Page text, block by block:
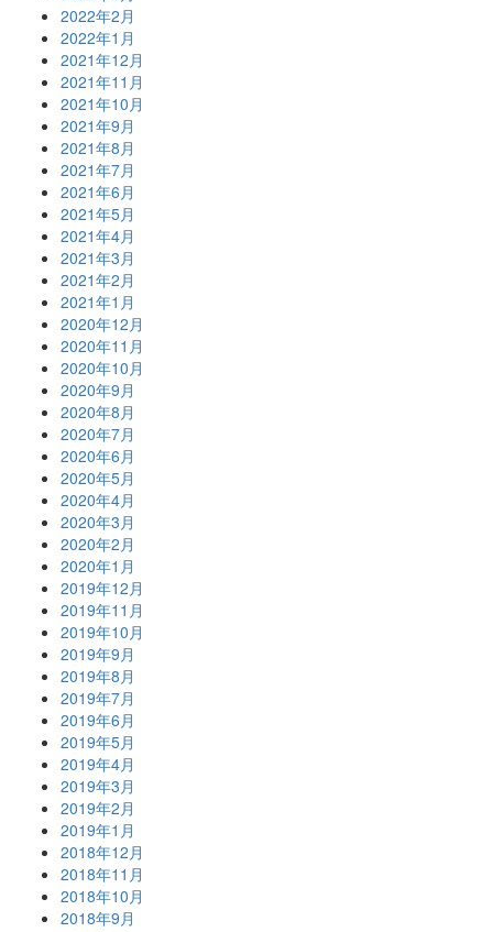
2022年2月
2022年1月
2021年12月
2021年11月
2021年10月
2021年9月
2021年8月
2021年7月
2021年6月
2021年5月
2021年4月
2021年3月
2021年2月
2021年1月
2020年12月
2020年11月
2020年10月
2020年9月
2020年8月
2020年7月
2020年6月
2020年5月
2020年4月
2020年3月
2020年2月
2020年1月
2019年12月
2019年11月
2019年10月
2019年9月
2019年8月
2019年7月
2019年6月
2019年5月
2019年4月
2019年3月
2019年2月
2019年1月
2018年12月
2018年11月
2018年10月
2018年9月